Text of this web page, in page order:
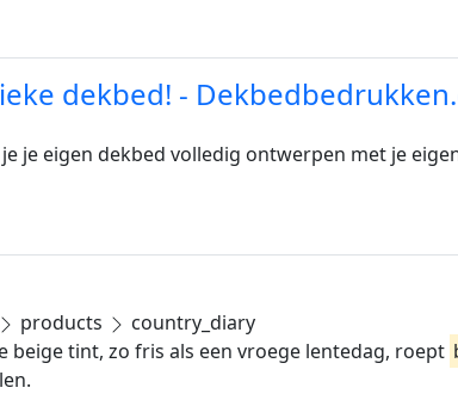
dekbed! -
je eigen dekbed volledig ontwerpen met je
products
country_diary
beige tint, zo fris als een vroege lentedag, roept